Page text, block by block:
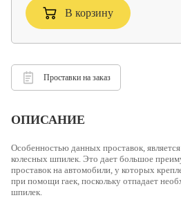
В корзину
Проставки на заказ
ОПИСАНИЕ
Особенностью данных проставок,
колесных шпилек. Это дает большое
проставок на автомобили, у которых
при помощи гаек, поскольку отпадает
шпилек.